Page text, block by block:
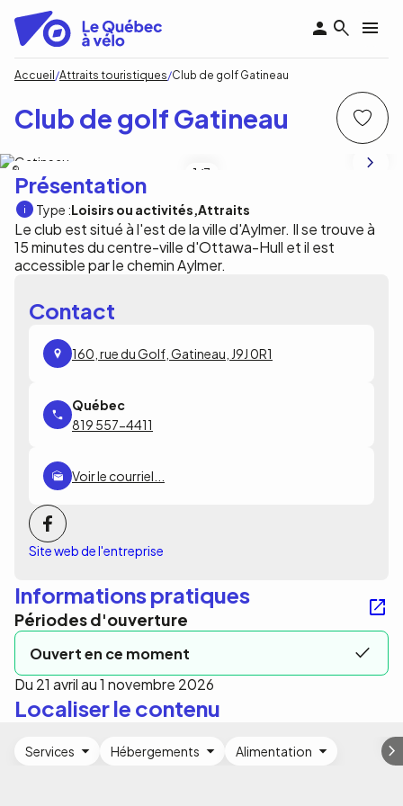
contenu
principal
Fil
d'Ariane
Accueil Attraits touristiques Club de golf Gatineau
Club de golf Gatineau
1 /3
Présentation
Type :Loisirs ou activités Attraits
Le club est situé à l'est de la ville d'Aylmer. Il se trouve à
15 minutes du centre-ville d'Ottawa-Hull et il est
accessible par le chemin Aylmer.
Contact
160, rue du Golf, Gatineau, J9J 0R1
819 557-4411
Voir le courriel...
Site web de l'entreprise
Informations pratiques
Périodes d'ouverture
Ouvert en ce moment
Du 21 avril au 1 novembre 2026
Localiser le contenu
Services Hébergements Alimentation